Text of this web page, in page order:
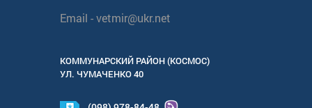
Email -vetmir@ukr.net
КОММУНАРСКИЙ РАЙОН (КОСМОС)
УЛ. ЧУМАЧЕНКО 40